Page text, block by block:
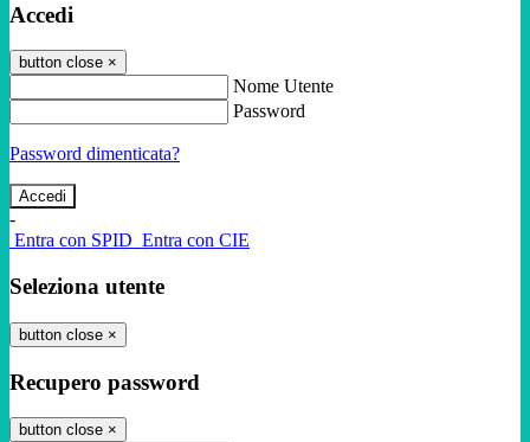
Accedi
button close ×
Nome Utente
Password
Password dimenticata?
-
Entra con SPID Entra con CIE
Seleziona utente
button close ×
Recupero password
button close ×